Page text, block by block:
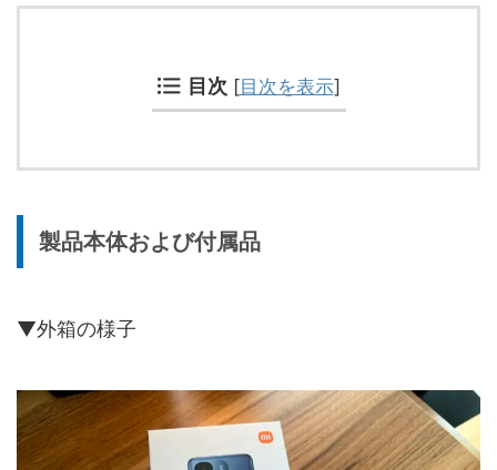
目次 [目次を表示]
製品本体および付属品
▼外箱の様子